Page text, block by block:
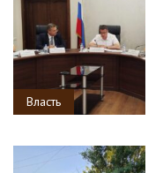
Власть